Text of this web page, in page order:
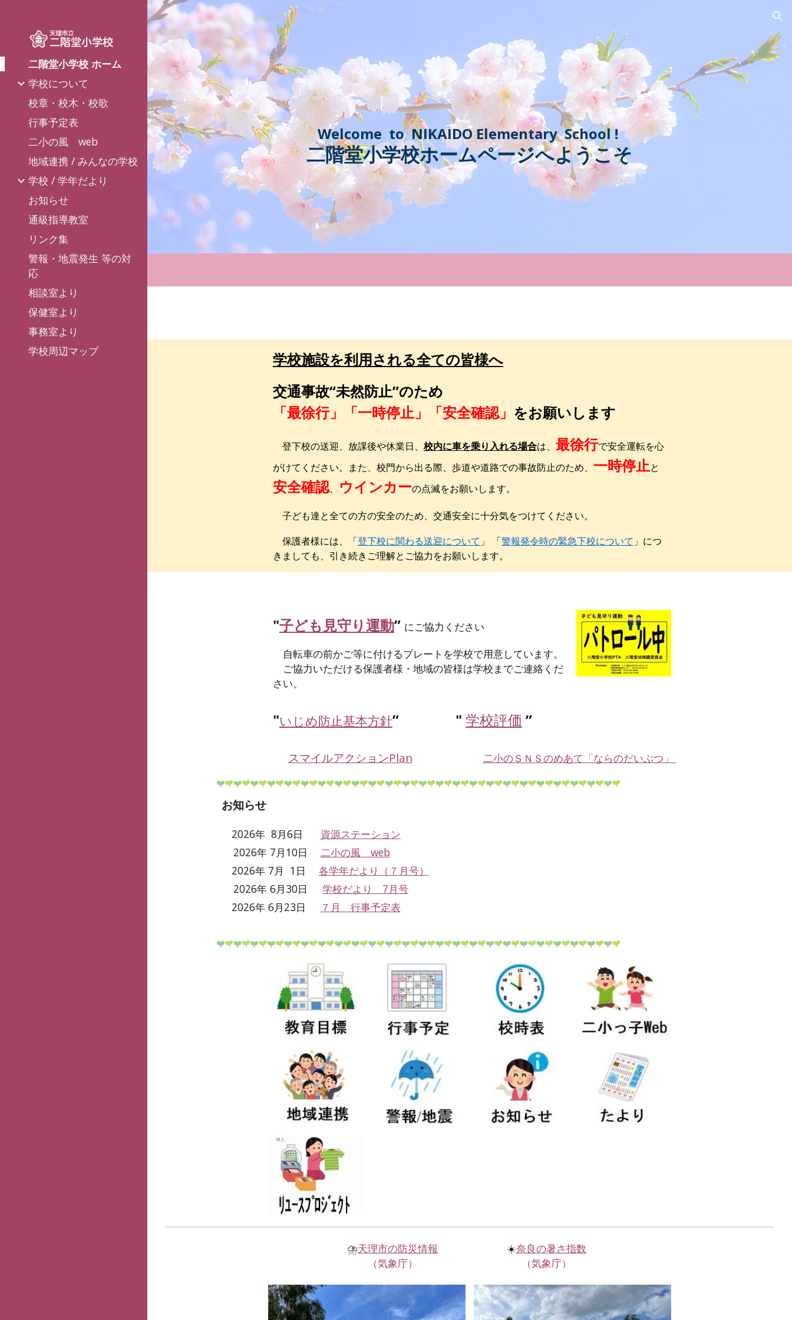
Skip to main content
二階堂小学校 ホーム
学校について
校章・校木・校歌
行事予定表
二小の風 web
地域連携 / みんなの学校
学校 / 学年だより
お知らせ
通級指導教室
リンク集
警報・地震発生 等の対
応
相談室より
保健室より
事務室より
学校周辺マップ
Welcome toNIKAIDOElementary School !
二階堂小学校ホームページへようこそ
学校施設を利用される全ての皆様へ
交通事故“未然防止”のため
「最徐行」「一時停止」「安全確認」 をお願いします
登下校の送迎、放課後や休業日、 校内に車を乗り入れる場合は、 最徐行で安全運転を心
がけてください。また、校門から出る際、歩道や道路での事故防止のため、 一時停止と
安全確認、 ウインカーの点滅をお願いします。
子ども達と全ての方の安全のため、交通安全に十分気をつけてください。
保護者様には、「登下校に関わる送迎について 」 「警報発令時の緊急下校について 」につ
きましても、引き続きご理解とご協力をお願いします。
"子ども見守り運動” にご協力ください
自転車の前かご等に付けるプレートを学校で用意しています。
ご協力いただける保護者様・地域の皆様は学校までご連絡くだ
さい。
"いじめ防止基本方針” " 学校評価 ”
スマイルアクションPlan 二小のＳＮＳのめあて「ならのだいぶつ」
お知らせ
2026年 8月6日 資源ステーション
2026年 7月10日 二小の風 web
2026年 7月 1日 各学年だより（ ７ 月号）
2026年 6月30日 学校だより 7月号
2026年 6月23日 ７月 行事予定表
⛈️天理市の防災情報
（気象庁）
☀️奈良の暑さ指数
（気象庁）